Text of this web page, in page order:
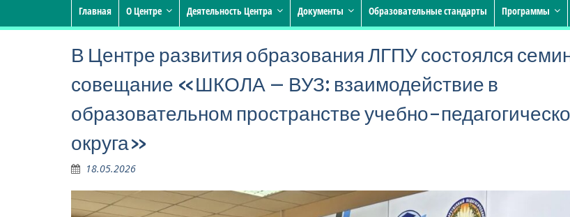
Главная О Центре Деятельность Центра Документы Образовательные стандарты Программы
В Центре развития образования ЛГПУ состоялся
совещание «ШКОЛА – ВУЗ: взаимодействие в
образовательном пространстве учебно-
округа»
18.05.2026